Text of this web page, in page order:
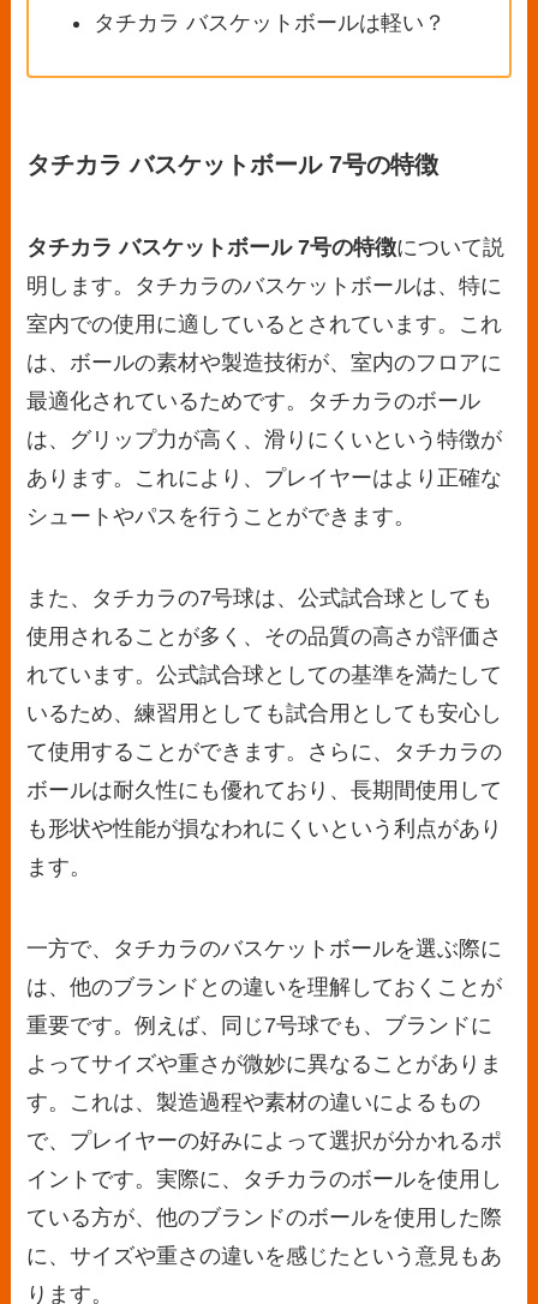
タチカラ バスケットボールは軽い？
タチカラ バスケットボール 7号の特徴
タチカラ バスケットボール 7号の特徴について説
明します。タチカラのバスケットボールは、特に
室内での使用に適しているとされています。これ
は、ボールの素材や製造技術が、室内のフロアに
最適化されているためです。タチカラのボール
は、グリップ力が高く、滑りにくいという特徴が
あります。これにより、プレイヤーはより正確な
シュートやパスを行うことができます。
また、タチカラの7号球は、公式試合球としても
使用されることが多く、その品質の高さが評価さ
れています。公式試合球としての基準を満たして
いるため、練習用としても試合用としても安心し
て使用することができます。さらに、タチカラの
ボールは耐久性にも優れており、長期間使用して
も形状や性能が損なわれにくいという利点があり
ます。
一方で、タチカラのバスケットボールを選ぶ際に
は、他のブランドとの違いを理解しておくことが
重要です。例えば、同じ7号球でも、ブランドに
よってサイズや重さが微妙に異なることがありま
す。これは、製造過程や素材の違いによるもの
で、プレイヤーの好みによって選択が分かれるポ
イントです。実際に、タチカラのボールを使用し
ている方が、他のブランドのボールを使用した際
に、サイズや重さの違いを感じたという意見もあ
ります。